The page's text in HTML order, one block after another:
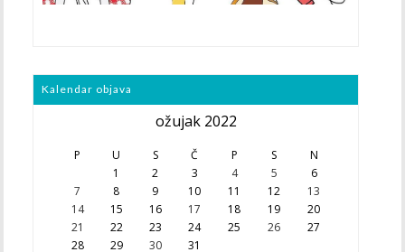
Kalendar objava
ožujak 2022
P U S Č P S N
1 2 3 4 5
6
7
8 9 10 11 12
13
14
15 16 17 18 19
20
21
22 23 24 25 26
27
28
29 30 31